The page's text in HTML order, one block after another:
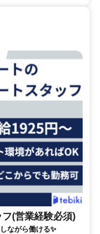
(営業経験必須)
ながら働ける✨